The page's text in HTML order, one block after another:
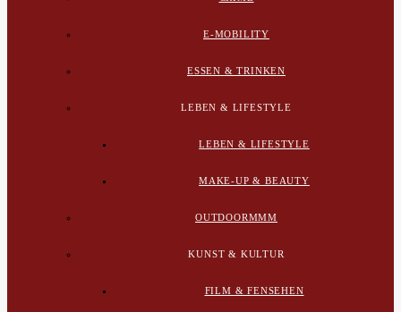
E-MOBILITY
ESSEN & TRINKEN
LEBEN & LIFESTYLE
LEBEN & LIFESTYLE
MAKE-UP & BEAUTY
OUTDOORMMM
KUNST & KULTUR
FILM & FENSEHEN